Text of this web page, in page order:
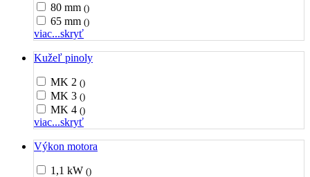
80 mm ()
65 mm ()
viac...skryť
Kužeľ pinoly
MK 2 ()
MK 3 ()
MK 4 ()
viac...skryť
Výkon motora
1,1 kW ()